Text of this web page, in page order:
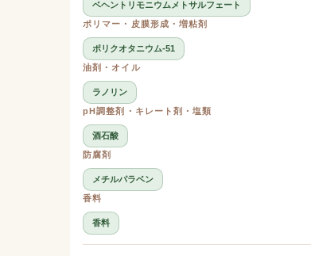
ベヘントリモニウムメトサルフェート
ポリマー・皮膜形成・増粘剤
ポリクオタニウム-51
油剤・オイル
ラノリン
pH調整剤・キレート剤・塩類
酒石酸
防腐剤
メチルパラベン
香料
香料